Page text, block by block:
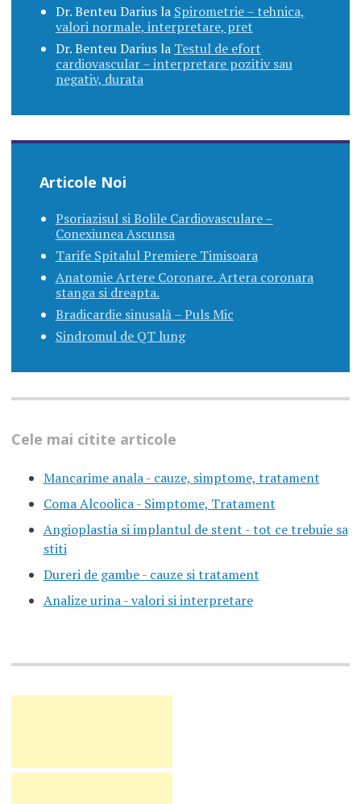
Dr. Benteu Dariusla Spirometrie – tehnica,
valori normale, interpretare, pret
Dr. Benteu Dariusla Testul de efort
cardiovascular – interpretare pozitiv sau
negativ, durata
Articole Noi
Psoriazisul si Bolile Cardiovasculare –
Conexiunea Ascunsa
Tarife Spitalul Premiere Timisoara
Anatomie Artere Coronare. Artera coronara
stanga si dreapta.
Bradicardie sinusală – Puls Mic
Sindromul de QT lung
Cele mai citite articole
Mancarime anala - cauze, simptome, tratament
Coma Alcoolica - Simptome, Tratament
Angioplastia si implantul de stent - tot ce trebuie sa
stiti
Dureri de gambe - cauze si tratament
Analize urina - valori si interpretare